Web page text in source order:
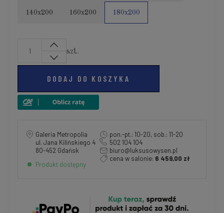
140x200 160x200 180x200
szt.
DODAJ DO KOSZYKA
Galeria Metropolia
ul. Jana Kilińskiego 4
80-452 Gdańsk
Produkt dostępny
pon.-pt.: 10-20, sob.: 11-20
502 104 104
biuro@luksusowysen.pl
cena w salonie: 6 459,00 zł